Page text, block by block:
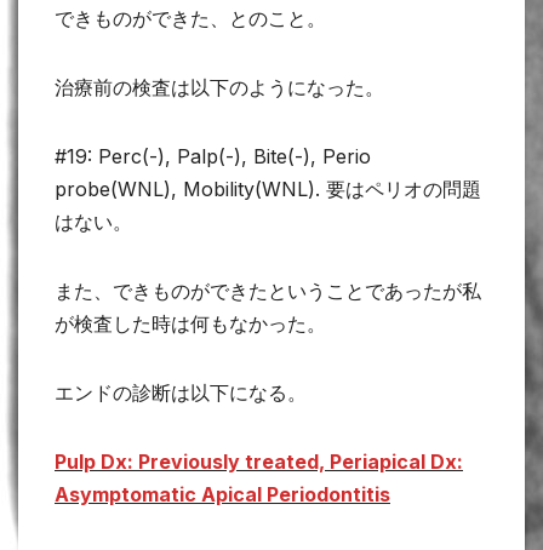
できものができた、とのこと。
治療前の検査は以下のようになった。
#19: Perc(-), Palp(-), Bite(-), Perio
probe(WNL), Mobility(WNL). 要はペリオの問題
はない。
また、できものができたということであったが私
が検査した時は何もなかった。
エンドの診断は以下になる。
Pulp Dx: Previously treated, Periapical Dx:
Asymptomatic Apical Periodontitis